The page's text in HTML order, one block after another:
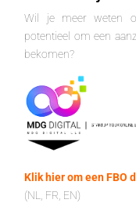
Wil je meer weten
potentieel om een
bekomen?
Klik hier om een FBO
(NL, FR, EN)